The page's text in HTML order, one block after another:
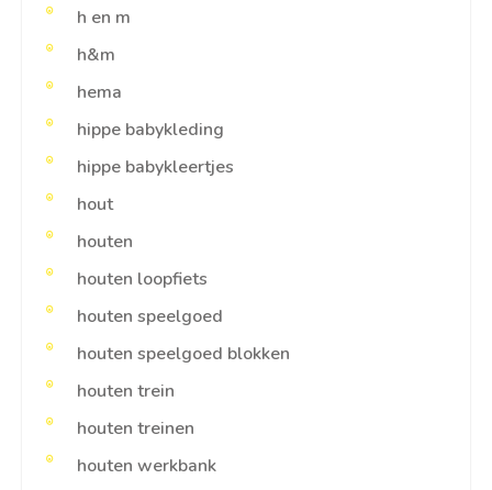
h en m
h&m
hema
hippe babykleding
hippe babykleertjes
hout
houten
houten loopfiets
houten speelgoed
houten speelgoed blokken
houten trein
houten treinen
houten werkbank